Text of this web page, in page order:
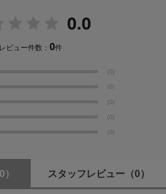
E1
ナー1枚
0.0
レビュー件数：0件
(0)
(0)
(0)
(0)
(0)
） スタッフレビュー （0）